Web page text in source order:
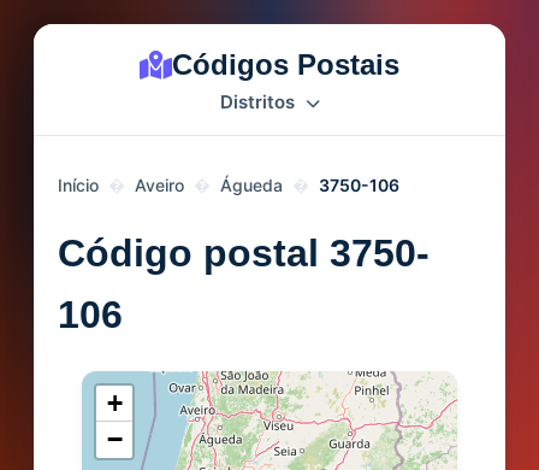
Códigos Postais
Distritos
Início Aveiro Águeda 3750-106
Código postal 3750-
106
+
−